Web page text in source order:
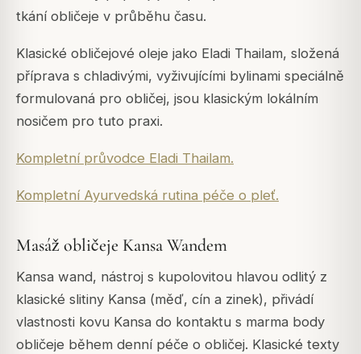
tkání obličeje v průběhu času.
Klasické obličejové oleje jako Eladi Thailam, složená
příprava s chladivými, vyživujícími bylinami speciálně
formulovaná pro obličej, jsou klasickým lokálním
nosičem pro tuto praxi.
Kompletní průvodce Eladi Thailam.
Kompletní Ayurvedská rutina péče o pleť.
Masáž obličeje Kansa Wandem
Kansa wand, nástroj s kupolovitou hlavou odlitý z
klasické slitiny Kansa (měď, cín a zinek), přivádí
vlastnosti kovu Kansa do kontaktu s marma body
obličeje během denní péče o obličej. Klasické texty